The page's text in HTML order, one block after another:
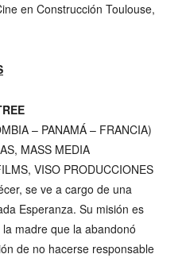
en Construcción Toulouse,
– PANAMÁ – FRANCIA)
MASS MEDIA
VISO PRODUCCIONES
se ve a cargo de una
Esperanza. Su misión es
madre que la abandonó
de no hacerse responsable